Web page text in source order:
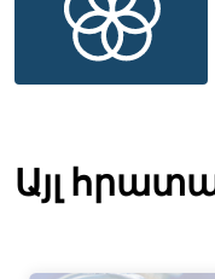
Այլ